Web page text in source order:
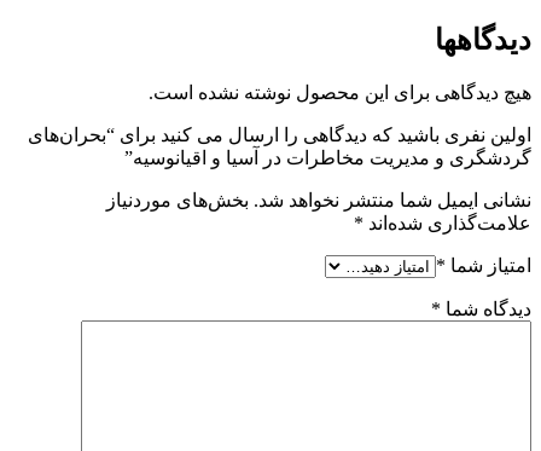
دیدگاهها
هیچ دیدگاهی برای این محصول نوشته نشده است.
اولین نفری باشید که دیدگاهی را ارسال می کنید برای “بحران‌های
گردشگری و مدیریت مخاطرات در آسیا و اقیانوسیه”
نشانی ایمیل شما منتشر نخواهد شد. بخش‌های موردنیاز
علامت‌گذاری شده‌اند *
امتیاز شما *
دیدگاه شما *